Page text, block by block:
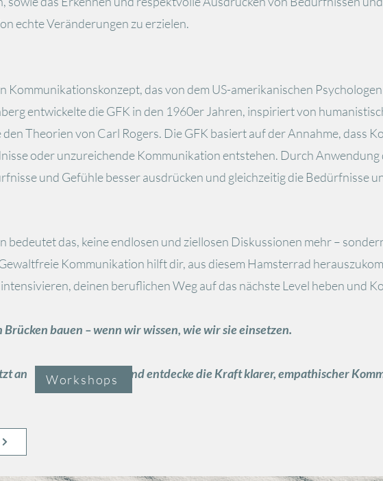
echte Veränderungen zu erzielen.
Kommunikationskonzept, das von dem US-amerikanischen
entwickelte die GFK in den 1960er Jahren, inspiriert von
Theorien von Carl Rogers. Die GFK basiert auf der Annahme, dass
oder unzureichende Kommunikation entstehen. Durch
und Gefühle besser ausdrücken und gleichzeitig die Bedürfnisse
bedeutet das, keine endlosen und ziellosen Diskussionen mehr –
Kommunikation hilft dir, aus diesem Hamsterrad
deinen beruflichen Weg auf das nächste Level heben und
Brücken bauen – wenn wir wissen, wie wir sie einsetzen.
an und entdecke die Kraft klarer, empathischer
Workshops